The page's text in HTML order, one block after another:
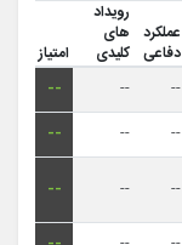
عملکرد
دفاعی
رویداد
های
کلیدی
امتیاز
--
--
--
--
--
--
--
--
--